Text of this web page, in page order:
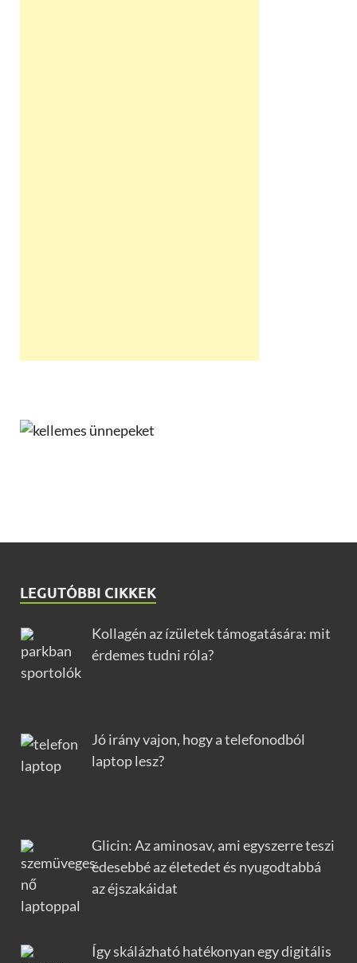
LEGUTÓBBI CIKKEK
Kollagén az ízületek támogatására: mit
érdemes tudni róla?
Jó irány vajon, hogy a telefonodból
laptop lesz?
Glicin: Az aminosav, ami egyszerre teszi
édesebbé az életedet és nyugodtabbá
az éjszakáidat
Így skálázható hatékonyan egy digitális